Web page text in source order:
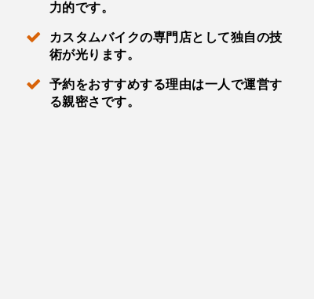
力的です。
カスタムバイクの専門店として独自の技
術が光ります。
予約をおすすめする理由は一人で運営す
る親密さです。